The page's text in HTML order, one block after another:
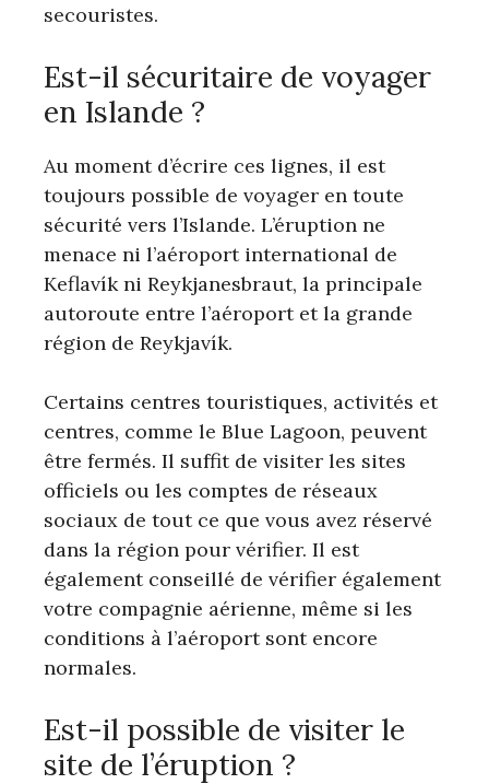
secouristes.
Est-il sécuritaire de voyager
en Islande ?
Au moment d’écrire ces lignes, il est
toujours possible de voyager en toute
sécurité vers l’Islande. L’éruption ne
menace ni l’aéroport international de
Keflavík ni Reykjanesbraut, la principale
autoroute entre l’aéroport et la grande
région de Reykjavík.
Certains centres touristiques, activités et
centres, comme le Blue Lagoon, peuvent
être fermés. Il suffit de visiter les sites
officiels ou les comptes de réseaux
sociaux de tout ce que vous avez réservé
dans la région pour vérifier. Il est
également conseillé de vérifier également
votre compagnie aérienne, même si les
conditions à l’aéroport sont encore
normales.
Est-il possible de visiter le
site de l’éruption ?